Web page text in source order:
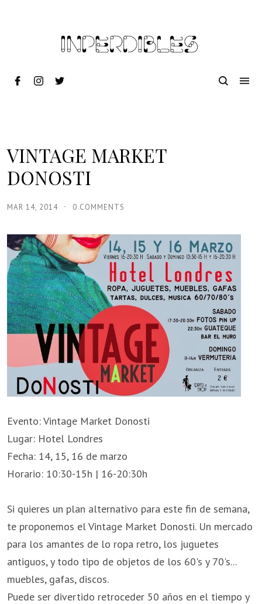
VINTAGE MARKET
DONOSTI
MAR 14, 2014 0 COMMENTS
Evento: Vintage Market Donosti
Lugar: Hotel Londres
Fecha: 14, 15, 16 de marzo
Horario: 10:30-15h | 16-20:30h
Si quieres un plan alternativo para este fin de semana,
te proponemos el Vintage Market Donosti. Un mercado
para los amantes de lo ropa retro, los juguetes
antiguos, y todo tipo de objetos de los 60's y 70's...
muebles, gafas, discos.
Puede ser divertido retroceder 50 años en el tiempo y